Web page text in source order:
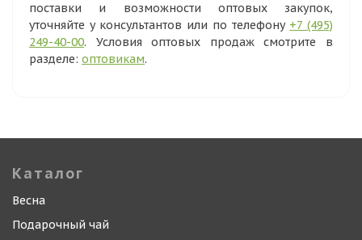
поставки и возможности оптовых закупок,
уточняйте у консультантов или по телефону +7 (495)
249-40-00. Условия оптовых продаж смотрите в
разделе: оптовикам.
Каталог
Весна
Подарочный чай